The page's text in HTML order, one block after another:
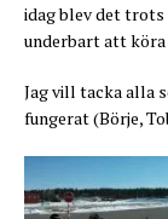
idag blev det
underbart att
Jag vill tacka alla
fungerat (Börje,